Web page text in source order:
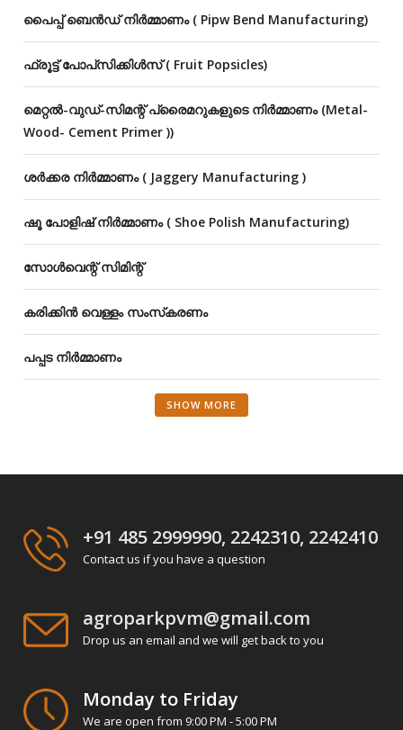
പൈപ്പ് ബെൻഡ് നിർമ്മാണം ( Pipw Bend Manufacturing)
ഫ്രൂട്ട് പോപ്‌സിക്കിൾസ് ( Fruit Popsicles)
മെറ്റൽ-വുഡ്-സിമന്റ് പ്രൈമറുകളുടെ നിർമ്മാണം (Metal-
Wood- Cement Primer ))
ശർക്കര നിർമ്മാണം ( Jaggery Manufacturing )
ഷൂ പോളിഷ് നിർമ്മാണം ( Shoe Polish Manufacturing)
സോൾവെന്റ് സിമിന്റ്
കരിക്കിൻ വെള്ളം സംസ്‌കരണം
പപ്പട നിർമ്മാണം
SHOW MORE
+91 485 2999990, 2242310, 2242410
Contact us if you have a question
agroparkpvm@gmail.com
Drop us an email and we will get back to you
Monday to Friday
We are open from 9:00 PM - 5:00 PM